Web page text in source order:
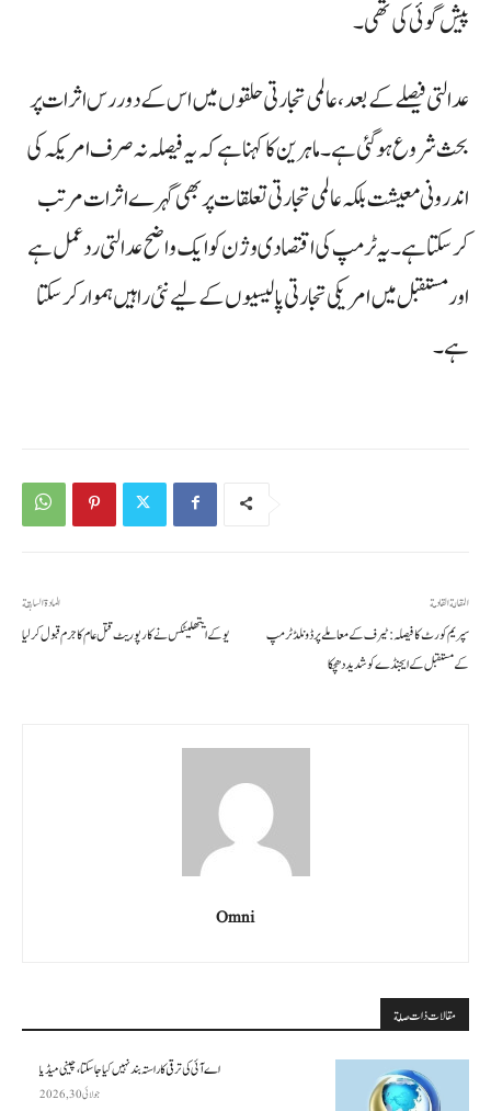
پیش گوئی کی تھی۔
عدالتی فیصلے کے بعد، عالمی تجارتی حلقوں میں اس کے دور رس اثرات پر
بحث شروع ہو گئی ہے۔ ماہرین کا کہنا ہے کہ یہ فیصلہ نہ صرف امریکہ کی
اندرونی معیشت بلکہ عالمی تجارتی تعلقات پر بھی گہرے اثرات مرتب
کر سکتا ہے۔ یہ ٹرمپ کی اقتصادی وژن کو ایک واضح عدالتی ردعمل ہے
اور مستقبل میں امریکی تجارتی پالیسیوں کے لیے نئی راہیں ہموار کر سکتا
ہے۔
المادة السابقة
یوکے ایتھلیٹکس نے کارپوریٹ قتل عام کا جرم قبول کر لیا
المقالة القادمة
سپریم کورٹ کا فیصلہ: ٹیرف کے معاملے پر ڈونلڈ ٹرمپ
کے مستقبل کے ایجنڈے کو شدید دھچکا
Omni
مقالات ذات صلة
اے آئی کی ترقی کا راستہ بند نہیں کیا جا سکتا، چینی میڈیا
جولائی 30, 2026